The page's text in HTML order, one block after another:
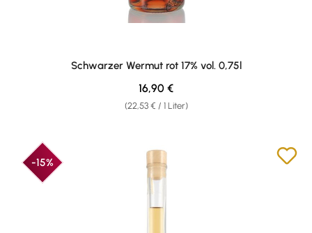
Schwarzer Wermut rot 17% vol. 0,75l
(22,53 € / 1 Liter)
Regulärer Preis:
16,90 €
-15%